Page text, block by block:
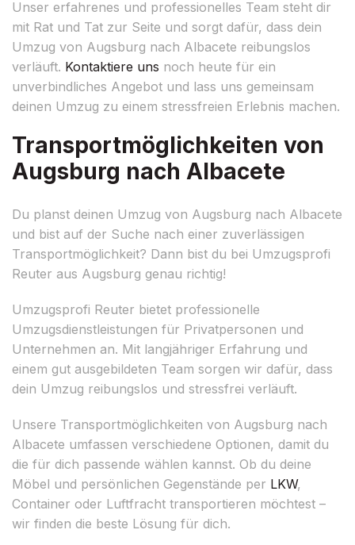
Unser erfahrenes und professionelles Team steht dir
mit Rat und Tat zur Seite und sorgt dafür, dass dein
Umzug von Augsburg nach Albacete reibungslos
verläuft. Kontaktiere uns noch heute für ein
unverbindliches Angebot und lass uns gemeinsam
deinen Umzug zu einem stressfreien Erlebnis machen.
Transportmöglichkeiten von
Augsburg nach Albacete
Du planst deinen Umzug von Augsburg nach Albacete
und bist auf der Suche nach einer zuverlässigen
Transportmöglichkeit? Dann bist du bei Umzugsprofi
Reuter aus Augsburg genau richtig!
Umzugsprofi Reuter bietet professionelle
Umzugsdienstleistungen für Privatpersonen und
Unternehmen an. Mit langjähriger Erfahrung und
einem gut ausgebildeten Team sorgen wir dafür, dass
dein Umzug reibungslos und stressfrei verläuft.
Unsere Transportmöglichkeiten von Augsburg nach
Albacete umfassen verschiedene Optionen, damit du
die für dich passende wählen kannst. Ob du deine
Möbel und persönlichen Gegenstände per LKW,
Container oder Luftfracht transportieren möchtest –
wir finden die beste Lösung für dich.